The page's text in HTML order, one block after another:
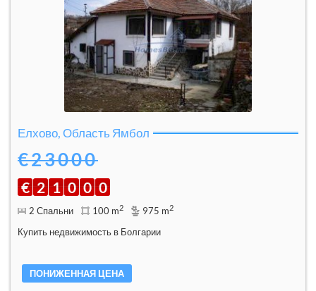
Елхово, Область Ямбол
€23000
€ 2 1 0 0 0
2 Спальни 100 m2 975 m2
Купить недвижимость в Болгарии
ПОНИЖЕННАЯ ЦЕНА